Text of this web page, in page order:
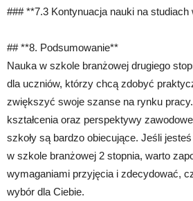
### **7.3 Kontynuacja nauki na
## **8. Podsumowanie**
Nauka w szkole branżowej drugiego
dla uczniów, którzy chcą zdobyć
zwiększyć swoje szanse na rynku
kształcenia oraz perspektywy
szkoły są bardzo obiecujące. Jeśli
w szkole branżowej 2 stopnia, warto
wymaganiami przyjęcia i zdecydować,
wybór dla Ciebie.